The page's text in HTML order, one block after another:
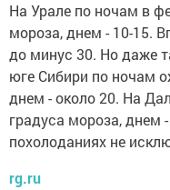
На Урале по ночам в
мороза, днем - 10-15.
до минус 30. Но даже
юге Сибири по ночам
днем - около 20. На
градуса мороза, днем
похолоданиях не
rg.ru